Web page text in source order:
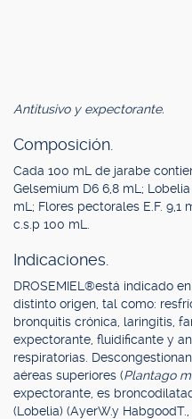
Antitusivo y expectorante.
Composición.
Cada 100 mL de jarabe
Gelsemium D6 6,8 mL; Lobelia
mL; Flores pectorales E.F. 9,1
c.s.p 100 mL.
Indicaciones.
DROSEMIEL®está indicado
distinto origen, tal como:
bronquitis crónica, laringitis,
expectorante, fluidificante y
respiratorias.
aéreas superiores (Plantago
expectorante, es
(Lobelia) (AyerW.y HabgoodT.,